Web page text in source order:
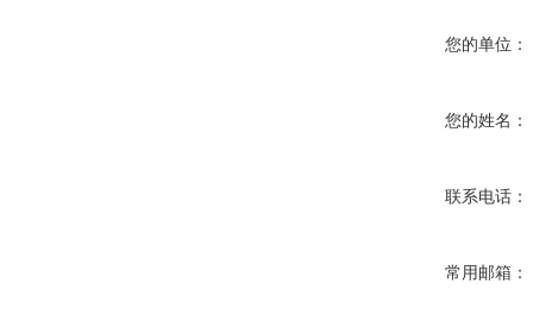
您的单位：
您的姓名：
联系电话：
常用邮箱：